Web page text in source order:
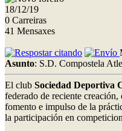
18/12/19
0 Carreiras
41 Mensaxes
Asunto: S.D. Compostela
El club Sociedad Deportiva
federado de reciente
fomento e impulso de la
la participación en